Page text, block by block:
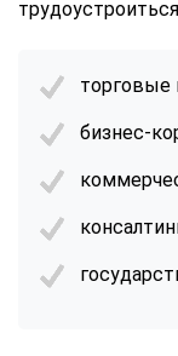
торговые
бизнес-